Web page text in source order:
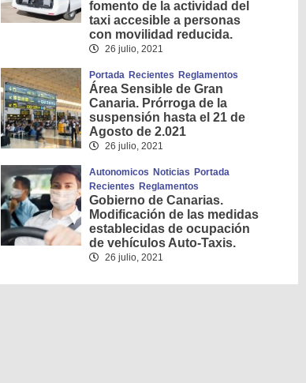
fomento de la actividad del
taxi accesible a personas
con movilidad reducida.
26 julio, 2021
Portada Recientes Reglamentos
Área Sensible de Gran
Canaria. Prórroga de la
suspensión hasta el 21 de
Agosto de 2.021
26 julio, 2021
Autonomicos Noticias Portada
Recientes Reglamentos
Gobierno de Canarias.
Modificación de las medidas
establecidas de ocupación
de vehículos Auto-Taxis.
26 julio, 2021